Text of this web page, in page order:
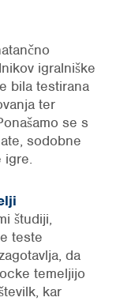
igralniške
bila testirana
ter
se s
sodobne
igre.
študiji,
teste
da
temeljijo
kar